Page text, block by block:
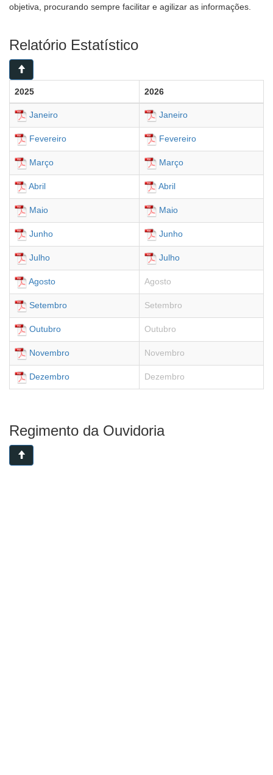
objetiva, procurando sempre facilitar e agilizar as informações.
Relatório Estatístico
2025 2026
Janeiro Janeiro
Fevereiro Fevereiro
Março Março
Abril Abril
Maio Maio
Junho Junho
Julho Julho
Agosto Agosto
Setembro Setembro
Outubro Outubro
Novembro Novembro
Dezembro Dezembro
Regimento da Ouvidoria